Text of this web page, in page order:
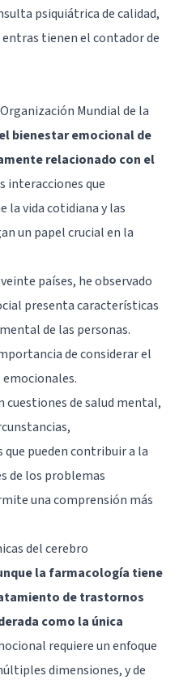
psiquiátrica de calidad,
entras tienen el contador de
Mundial de la
el bienestar emocional de
relacionado con el
interacciones que
la vida cotidiana y las
un papel crucial en la
países, he observado
presenta características
de las personas.
de considerar el
cuestiones de salud mental,
pueden contribuir a la
de los problemas
una comprensión más
del cerebro
la farmacología tiene
de trastornos
como la única
requiere un enfoque
dimensiones, y de